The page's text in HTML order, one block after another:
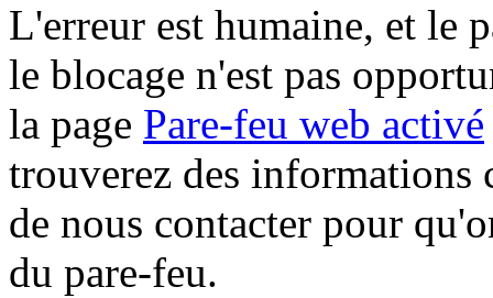
L'erreur est humaine, et le
le blocage n'est pas
la page Pare-feu web activé
trouverez des informations
de nous contacter pour
du pare-feu.